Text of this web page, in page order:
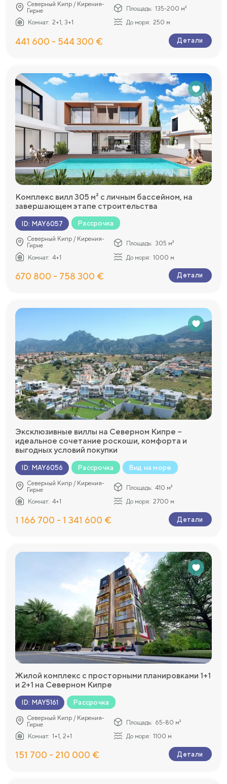
Северный Кипр / Кирения-
Гирне
Площадь: 135-200 м²
Комнат: 2+1, 3+1 До моря: 250 м
441 600 - 544 300 € Детали
Комплекс вилл 305 м² с личным бассейном, на
завершающем этапе строительства
ID: MAY6057 Рассрочка
Северный Кипр / Кирения-
Гирне
Площадь: 305 м²
Комнат: 4+1 До моря: 1000 м
670 800 - 758 300 € Детали
Эксклюзивные виллы на Северном Кипре –
идеальное сочетание роскоши, комфорта и
выгодных условий покупки
ID: MAY6056 Рассрочка Вид на море
Северный Кипр / Кирения-
Гирне
Площадь: 410 м²
Комнат: 4+1 До моря: 2700 м
1 166 700 - 1 341 600 € Детали
Жилой комплекс с просторными планировками 1+1
и 2+1 на Северном Кипре
ID: MAY5161 Рассрочка
Северный Кипр / Кирения-
Гирне
Площадь: 65-80 м²
Комнат: 1+1, 2+1 До моря: 1100 м
151 700 - 210 000 € Детали